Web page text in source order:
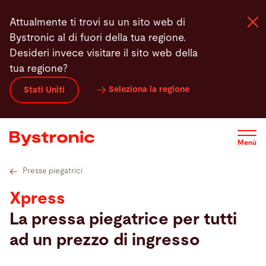
contenuto
principale
Attualmente ti trovi su un sito web di
Bystronic al di fuori della tua regione.
Desideri invece visitare il sito web della
tua regione?
Stati Uniti Seleziona la regione
Menù
Macchine e Software
Servizi
Newsroom
Azienda
Video
Presse piegatrici
Xpress
La pressa piegatrice per tutti
ad un prezzo di ingresso